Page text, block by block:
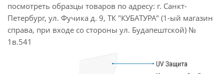
посмотреть образцы товаров по адресу: г. Санкт-
Петербург, ул. Фучика д. 9, ТК "КУБАТУРА" (1-ый магазин
справа, при входе со стороны ул. Будапештской) №
1в.541